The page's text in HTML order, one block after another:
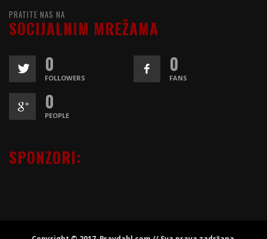
PRATITE NAS NA
SOCIJALNIM MREŽAMA
0
FOLLOWERS
0
FANS
0
PEOPLE
SPONZORI: